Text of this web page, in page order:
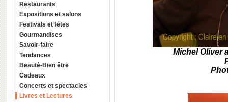
Restaurants
Expositions et salons
Festivals et fêtes
Gourmandises
Savoir-faire
Tendances
Beauté-Bien être
Cadeaux
Concerts et spectacles
Livres et Lectures
Michel Oliver